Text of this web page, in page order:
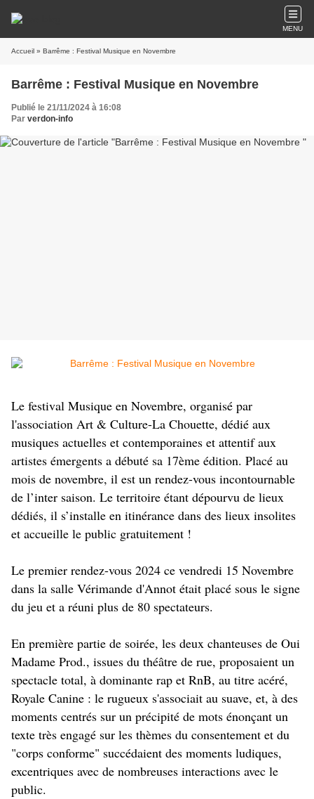
MENU
Accueil » Barrême : Festival Musique en Novembre
Barrême : Festival Musique en Novembre
Publié le 21/11/2024 à 16:08
Par verdon-info
Le festival Musique en Novembre, organisé par
l'association Art & Culture-La Chouette, dédié aux
musiques actuelles et contemporaines et attentif aux
artistes émergents a débuté sa 17ème édition. Placé au
mois de novembre, il est un rendez-vous incontournable
de l’inter saison. Le territoire étant dépourvu de lieux
dédiés, il s’installe en itinérance dans des lieux insolites
et accueille le public gratuitement !
Le premier rendez-vous 2024 ce vendredi 15 Novembre
dans la salle Vérimande d'Annot était placé sous le signe
du jeu et a réuni plus de 80 spectateurs.
En première partie de soirée, les deux chanteuses de Oui
Madame Prod., issues du théâtre de rue, proposaient un
spectacle total, à dominante rap et RnB, au titre acéré,
Royale Canine : le rugueux s'associait au suave, et, à des
moments centrés sur un précipité de mots énonçant un
texte très engagé sur les thèmes du consentement et du
"corps conforme" succédaient des moments ludiques,
excentriques avec de nombreuses interactions avec le
public.